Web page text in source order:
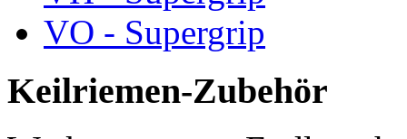
VO - Supergrip
Keilriemen-Zubehör